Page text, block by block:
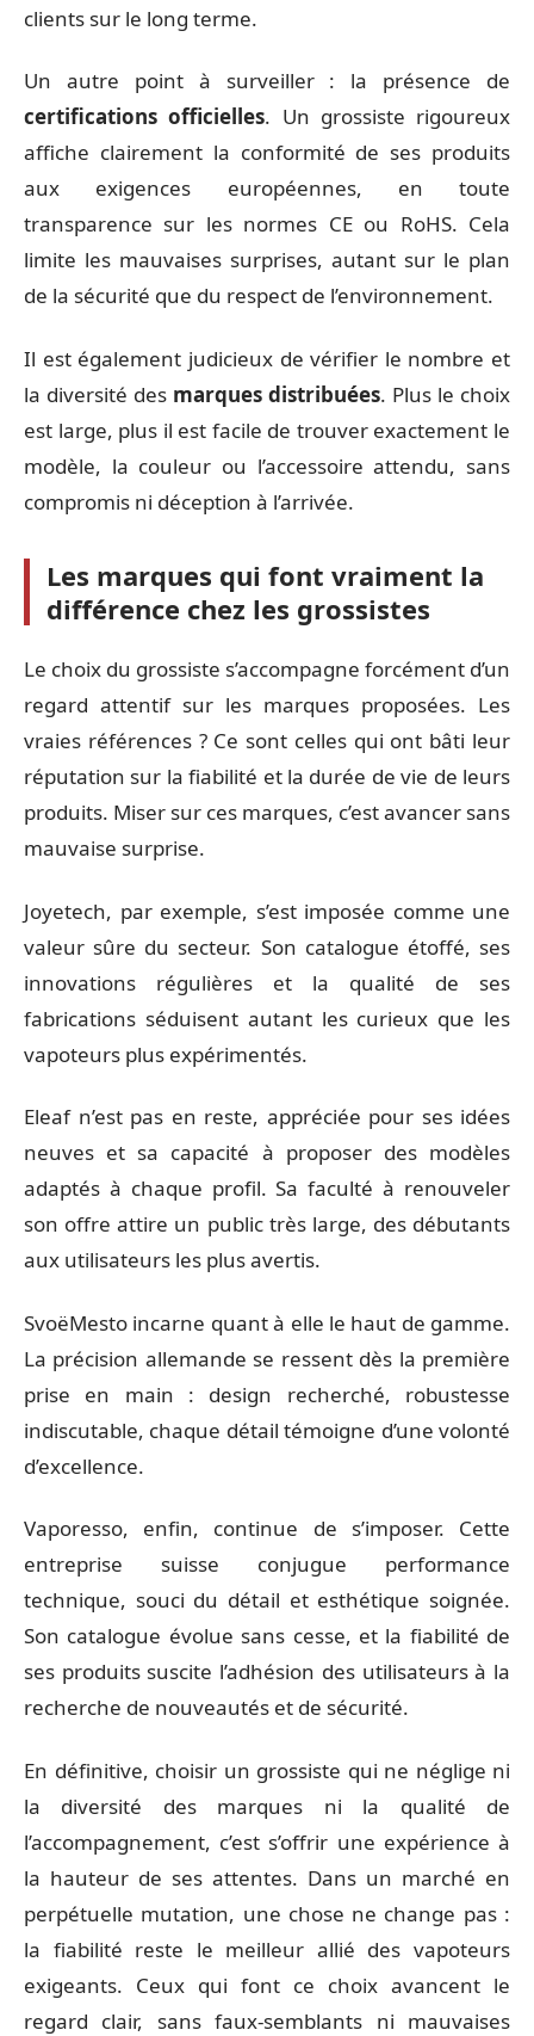
clients sur le long terme.
Un autre point à surveiller : la présence de
certifications officielles. Un grossiste rigoureux
affiche clairement la conformité de ses produits
aux exigences européennes, en toute
transparence sur les normes CE ou RoHS. Cela
limite les mauvaises surprises, autant sur le plan
de la sécurité que du respect de l’environnement.
Il est également judicieux de vérifier le nombre et
la diversité des marques distribuées. Plus le choix
est large, plus il est facile de trouver exactement le
modèle, la couleur ou l’accessoire attendu, sans
compromis ni déception à l’arrivée.
Les marques qui font vraiment la
différence chez les grossistes
Le choix du grossiste s’accompagne forcément d’un
regard attentif sur les marques proposées. Les
vraies références ? Ce sont celles qui ont bâti leur
réputation sur la fiabilité et la durée de vie de leurs
produits. Miser sur ces marques, c’est avancer sans
mauvaise surprise.
Joyetech, par exemple, s’est imposée comme une
valeur sûre du secteur. Son catalogue étoffé, ses
innovations régulières et la qualité de ses
fabrications séduisent autant les curieux que les
vapoteurs plus expérimentés.
Eleaf n’est pas en reste, appréciée pour ses idées
neuves et sa capacité à proposer des modèles
adaptés à chaque profil. Sa faculté à renouveler
son offre attire un public très large, des débutants
aux utilisateurs les plus avertis.
SvoëMesto incarne quant à elle le haut de gamme.
La précision allemande se ressent dès la première
prise en main : design recherché, robustesse
indiscutable, chaque détail témoigne d’une volonté
d’excellence.
Vaporesso, enfin, continue de s’imposer. Cette
entreprise suisse conjugue performance
technique, souci du détail et esthétique soignée.
Son catalogue évolue sans cesse, et la fiabilité de
ses produits suscite l’adhésion des utilisateurs à la
recherche de nouveautés et de sécurité.
En définitive, choisir un grossiste qui ne néglige ni
la diversité des marques ni la qualité de
l’accompagnement, c’est s’offrir une expérience à
la hauteur de ses attentes. Dans un marché en
perpétuelle mutation, une chose ne change pas :
la fiabilité reste le meilleur allié des vapoteurs
exigeants. Ceux qui font ce choix avancent le
regard clair, sans faux-semblants ni mauvaises